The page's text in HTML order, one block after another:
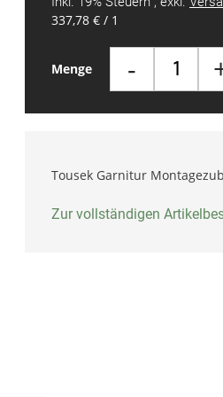
Menge -
337,78 € / 1
Tousek Garnitur
Zur vollständigen